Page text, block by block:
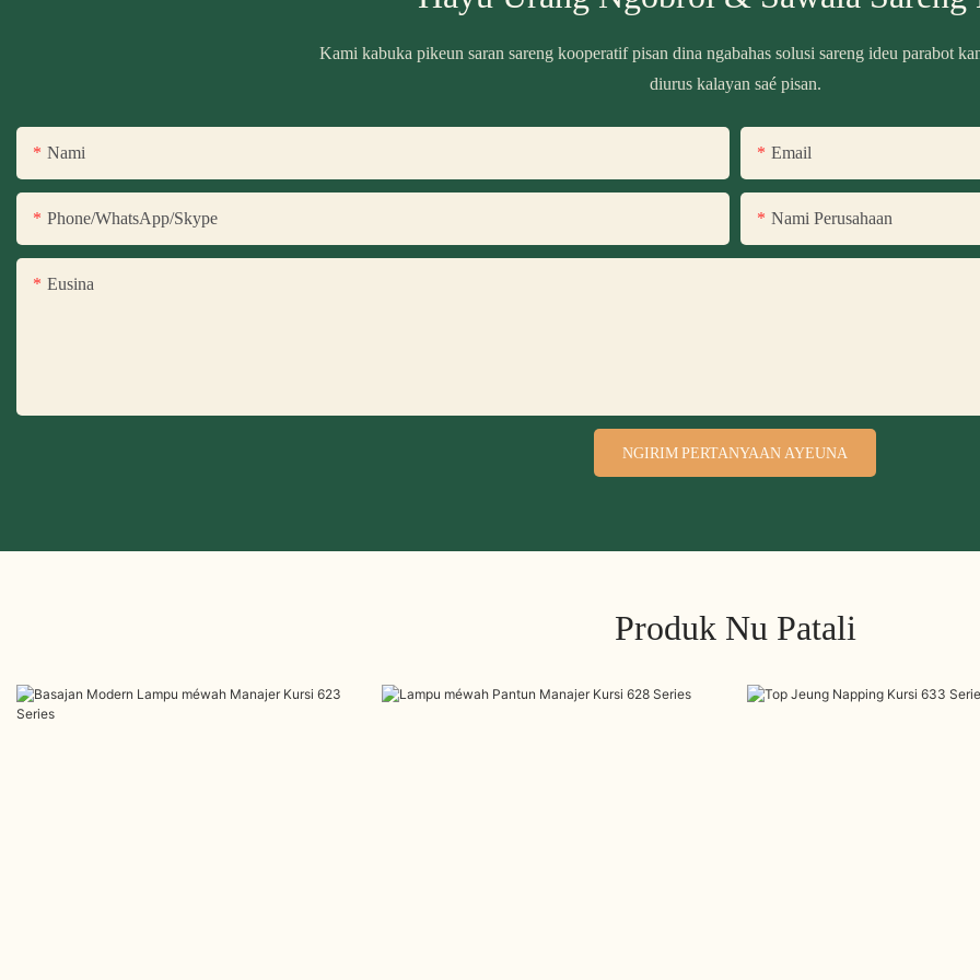
Kami kabuka pikeun saran sareng kooperatif pisan dina ngabahas solusi sareng ideu parabot
diurus kalayan saé pisan.
Nami Email
Phone/WhatsApp/Skype Nami Perusahaan
Eusina
NGIRIM PERTANYAAN AYEUNA
Produk Nu Patali